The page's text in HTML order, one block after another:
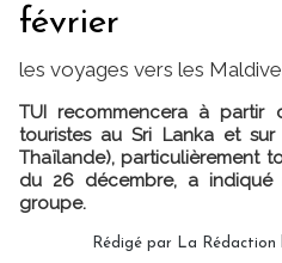
février
les voyages vers les
TUI recommencera à partir
touristes au Sri Lanka et
Thaïlande), particulièrement
du 26 décembre, a
groupe.
Rédigé par La Rédaction